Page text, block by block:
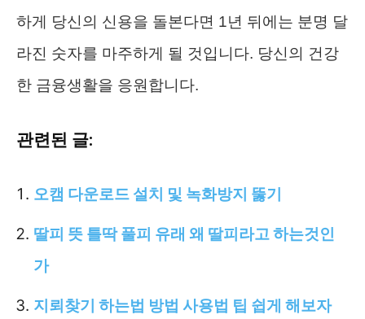
하게 당신의 신용을 돌본다면 1년 뒤에는 분명 달
라진 숫자를 마주하게 될 것입니다. 당신의 건강
한 금융생활을 응원합니다.
관련된 글:
오캠 다운로드 설치 및 녹화방지 뚫기
딸피 뜻 틀딱 풀피 유래 왜 딸피라고 하는것인
가
지뢰찾기 하는법 방법 사용법 팁 쉽게 해보자